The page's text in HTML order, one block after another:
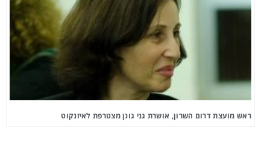
ראש מועצת דרום השרון, אושרת גני גונן מצטרפת לאיזנקוט